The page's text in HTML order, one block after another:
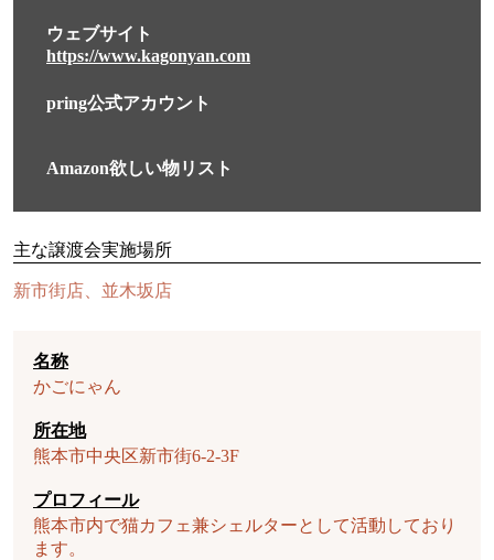
ウェブサイト
https://www.kagonyan.com
pring公式アカウント
Amazon欲しい物リスト
主な譲渡会実施場所
新市街店、並木坂店
名称
かごにゃん
所在地
熊本市中央区新市街6-2-3F
プロフィール
熊本市内で猫カフェ兼シェルターとして活動しており
ます。